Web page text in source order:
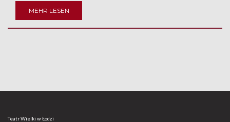
MEHR LESEN
Teatr Wielki w Łodzi